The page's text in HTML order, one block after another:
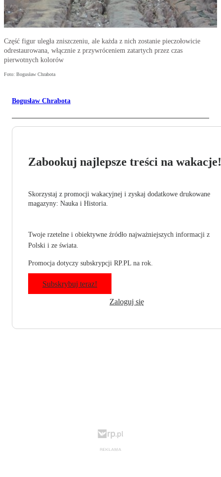
Część figur uległa zniszczeniu, ale każda z nich zostanie pieczołowicie
odrestaurowana, włącznie z przywróceniem zatartych przez czas
pierwotnych kolorów
Foto: Bogusław Chrabota
Bogusław Chrabota
Zabookuj najlepsze treści na wakacje!
Skorzystaj z promocji wakacyjnej i zyskaj dodatkowe drukowane
magazyny: Nauka i Historia.
Twoje rzetelne i obiektywne źródło najważniejszych informacji z
Polski i ze świata.
Promocja dotyczy subskrypcji RP.PL na rok.
Subskrybuj teraz!
Zaloguj się